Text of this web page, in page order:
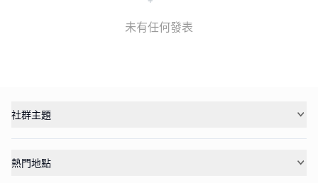
未有任何發表
社群主題
熱門地點